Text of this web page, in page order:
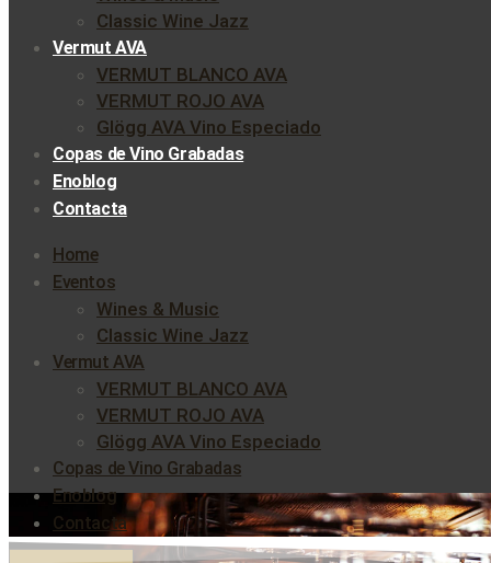
Classic Wine Jazz
Vermut AVA
VERMUT BLANCO AVA
VERMUT ROJO AVA
Glögg AVA Vino Especiado
Copas de Vino Grabadas
Enoblog
Contacta
Home
Eventos
Wines & Music
Classic Wine Jazz
Vermut AVA
VERMUT BLANCO AVA
VERMUT ROJO AVA
Glögg AVA Vino Especiado
Copas de Vino Grabadas
Enoblog
Contacta